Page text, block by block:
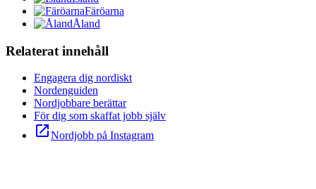
Färöarna
Åland
Relaterat innehåll
Engagera dig nordiskt
Nordenguiden
Nordjobbare berättar
För dig som skaffat jobb själv
open_in_newNordjobb på Instagram